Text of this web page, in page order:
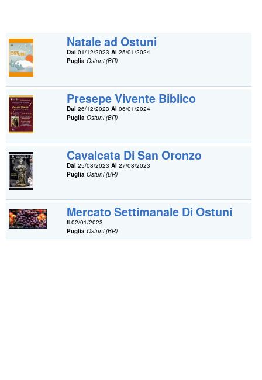
Natale ad Ostuni
Dal 01/12/2023Al 25/01/2024
Puglia Ostuni (BR)
Presepe Vivente Biblico
Dal 26/12/2023Al 06/01/2024
Puglia Ostuni (BR)
Cavalcata Di San Oronzo
Dal 25/08/2023Al 27/08/2023
Puglia Ostuni (BR)
Mercato Settimanale Di Ostuni
Il 02/01/2023
Puglia Ostuni (BR)